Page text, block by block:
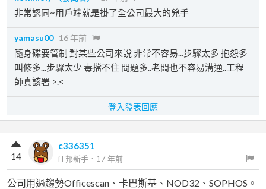
非常認同~用戶端就是掛了全公司最大的兇手
yamasu00 16 年前
隨身碟要管制 對某些公司來說 非常不容易...步驟太多 抱怨多
叫修多...步驟太少 毒擋不住 問題多..老闆也不容易溝通..工程
師真該署 >.<
登入發表回應
c336351
iT邦新手 ． 17 年前
14
公司用過趨勢Officescan、卡巴斯基、NOD32、SOPHOS。